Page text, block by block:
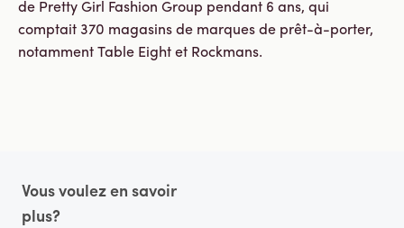
de Pretty Girl Fashion Group pendant 6 ans, qui
comptait 370 magasins de marques de prêt-à-porter,
notamment Table Eight et Rockmans.
Pied de page
Vous voulez en savoir
plus?